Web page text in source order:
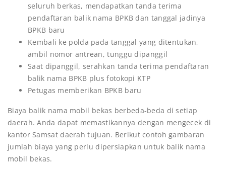
seluruh berkas, mendapatkan tanda terima
pendaftaran balik nama BPKB dan tanggal jadinya
BPKB baru
Kembali ke polda pada tanggal yang ditentukan,
ambil nomor antrean, tunggu dipanggil
Saat dipanggil, serahkan tanda terima pendaftaran
balik nama BPKB plus fotokopi KTP
Petugas memberikan BPKB baru
Biaya balik nama mobil bekas berbeda-beda di setiap
daerah. Anda dapat memastikannya dengan mengecek di
kantor Samsat daerah tujuan. Berikut contoh gambaran
jumlah biaya yang perlu dipersiapkan untuk balik nama
mobil bekas.